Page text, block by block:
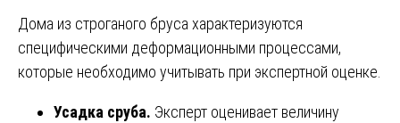
Дома из строганого бруса характеризуются
специфическими деформационными процессами,
которые необходимо учитывать при экспертной оценке.
Усадка сруба. Эксперт оценивает величину